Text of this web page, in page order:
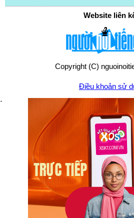
Website liên
Copyright (C)
Điều khoản sử
Chính sách quyền
Liên hệ: